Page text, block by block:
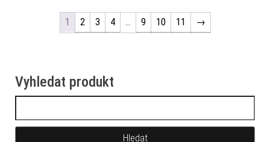
1 2 3 4 … 9 10 11 →
Vyhledat produkt